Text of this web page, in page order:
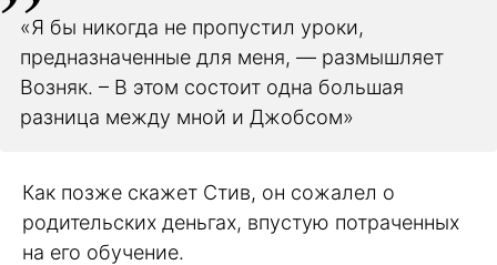
«Я бы никогда не пропустил уроки,
предназначенные для меня, — размышляет
Возняк. – В этом состоит одна большая
разница между мной и Джобсом»
Как позже скажет Стив, он сожалел о
родительских деньгах, впустую потраченных
на его обучение.